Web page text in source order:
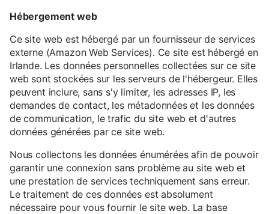
Hébergement web
Ce site web est hébergé par un fournisseur de services
externe (Amazon Web Services). Ce site est hébergé en
Irlande. Les données personnelles collectées sur ce site
web sont stockées sur les serveurs de l'hébergeur. Elles
peuvent inclure, sans s'y limiter, les adresses IP, les
demandes de contact, les métadonnées et les données
de communication, le trafic du site web et d'autres
données générées par ce site web.
Nous collectons les données énumérées afin de pouvoir
garantir une connexion sans problème au site web et
une prestation de services techniquement sans erreur.
Le traitement de ces données est absolument
nécessaire pour vous fournir le site web. La base